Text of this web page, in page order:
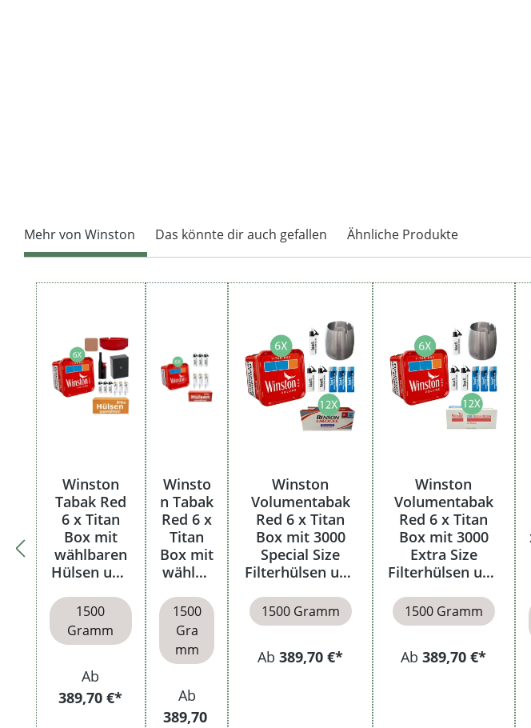
Mehr von Winston Das könnte dir auch gefallen Ähnliche Produkte
Produktgalerie überspringen
Winston
Tabak Red
6 x Titan
Box mit
wählbaren
Hülsen und
eug
1500
Gramm
Ab
389,70 €*
Winsto
n Tabak
Red 6 x
Titan
Box mit
wählba
Hülsen
1500
Gra
mm
Ab
389,70
Winston
Volumentabak
Red 6 x Titan
Box mit 3000
Special Size
Filterhülsen und
her
1500 Gramm
Ab389,70 €*
Winston
Volumentabak
Red 6 x Titan
Box mit 3000
Extra Size
Filterhülsen und
cher
1500 Gramm
Ab389,70 €*